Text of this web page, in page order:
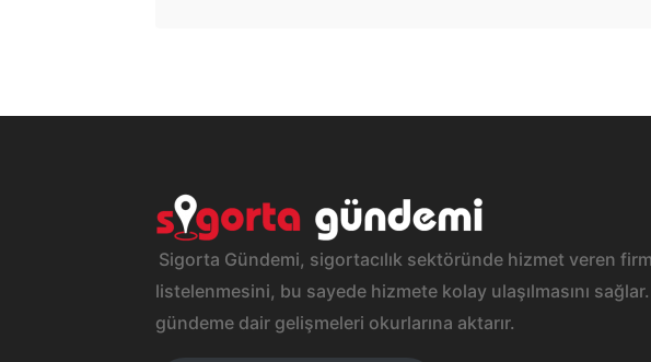
Sigorta Gündemi, sigortacılık sektöründe hizmet veren
listelenmesini, bu sayede hizmete kolay ulaşılmasını sağlar.
gündeme dair gelişmeleri okurlarına aktarır.